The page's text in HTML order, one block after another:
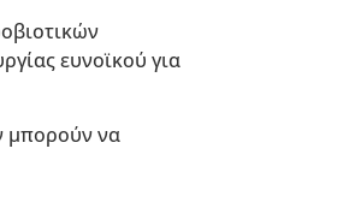
ευνοϊκού για
μπορούν να